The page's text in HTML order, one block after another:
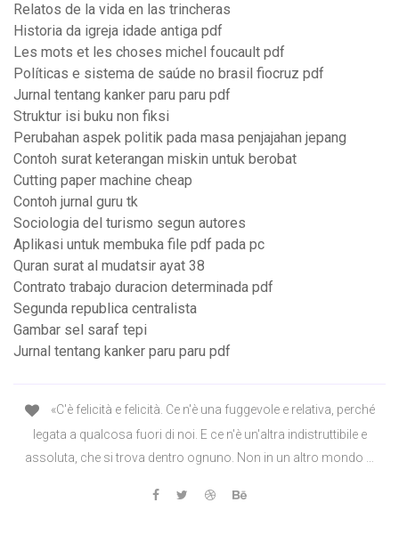
Relatos de la vida en las trincheras
Historia da igreja idade antiga pdf
Les mots et les choses michel foucault pdf
Políticas e sistema de saúde no brasil fiocruz pdf
Jurnal tentang kanker paru paru pdf
Struktur isi buku non fiksi
Perubahan aspek politik pada masa penjajahan jepang
Contoh surat keterangan miskin untuk berobat
Cutting paper machine cheap
Contoh jurnal guru tk
Sociologia del turismo segun autores
Aplikasi untuk membuka file pdf pada pc
Quran surat al mudatsir ayat 38
Contrato trabajo duracion determinada pdf
Segunda republica centralista
Gambar sel saraf tepi
Jurnal tentang kanker paru paru pdf
«C'è felicità e felicità. Ce n'è una fuggevole e relativa, perché
legata a qualcosa fuori di noi. E ce n'è un'altra indistruttibile e
assoluta, che si trova dentro ognuno. Non in un altro mondo …